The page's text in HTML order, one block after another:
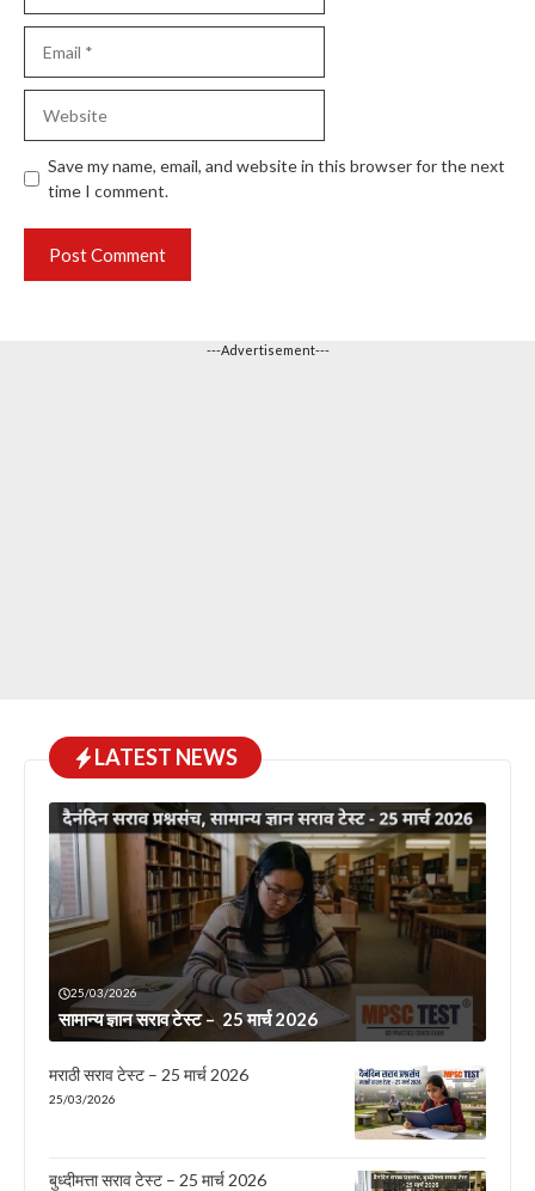
Save my name, email, and website in this browser for the next
time I comment.
---Advertisement---
LATEST NEWS
25/03/2026
सामान्य ज्ञान सराव टेस्ट – 25 मार्च 2026
मराठी सराव टेस्ट – 25 मार्च 2026
25/03/2026
बुध्दीमत्ता सराव टेस्ट – 25 मार्च 2026